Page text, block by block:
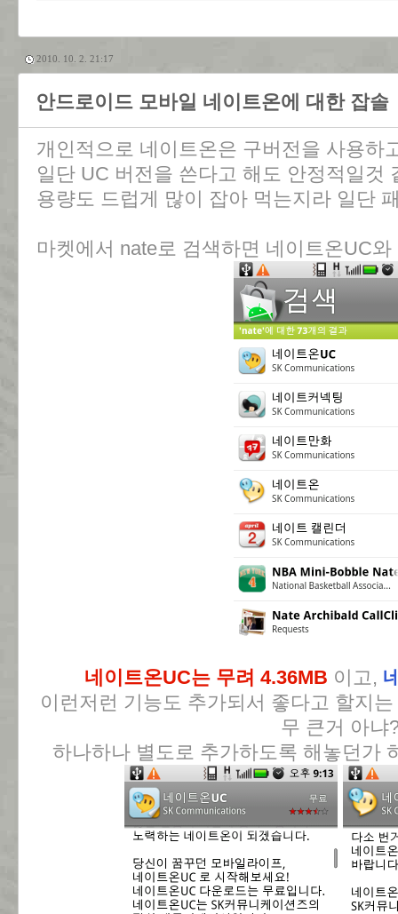
2010. 10. 2. 21:17
안드로이드 모바일 네이트온에 대한 잡솔
개인적으로 네이트온은 구버전을 사용하
일단 UC 버전을 쓴다고 해도 안정적일것
용량도 드럽게 많이 잡아 먹는지라 일단
마켓에서 nate로 검색하면 네이트온UC
네이트온UC는 무려 4.36MB 이고,
이런저런 기능도 추가되서 좋다고 할지
무 큰거 아냐
하나하나 별도로 추가하도록 해놓던가